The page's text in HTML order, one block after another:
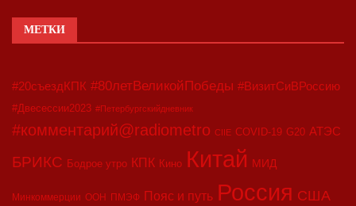
МЕТКИ
#20съездКПК #80летВеликойПобеды #ВизитСиВРоссию
#Двесессии2023 #Петербургскийдневник
#комментарий@radiometro CIIE COVID-19 G20 АТЭС
БРИКС Бодрое утро КПК Кино Китай МИД
Минкоммерции ООН ПМЭФ Пояс и путь Россия США